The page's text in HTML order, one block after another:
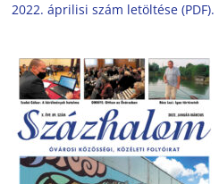
2022. áprilisi szám letöltése (PDF).